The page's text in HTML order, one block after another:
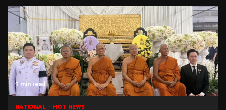
1 min read
NATIONAL HOT NEWS